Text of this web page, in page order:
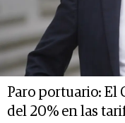
Paro portuario: El
del 20% en las